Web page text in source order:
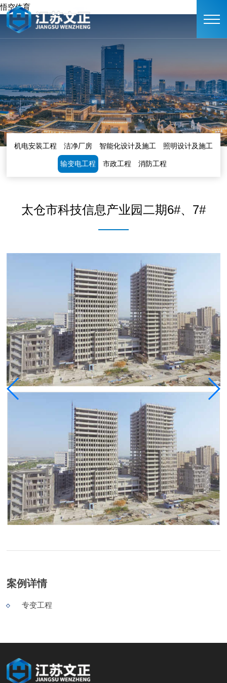
悟空体育
机电安装工程 洁净厂房 智能化设计及施工 照明设计及施工
输变电工程 市政工程 消防工程
太仓市科技信息产业园二期6#、7#
案例详情
专变工程